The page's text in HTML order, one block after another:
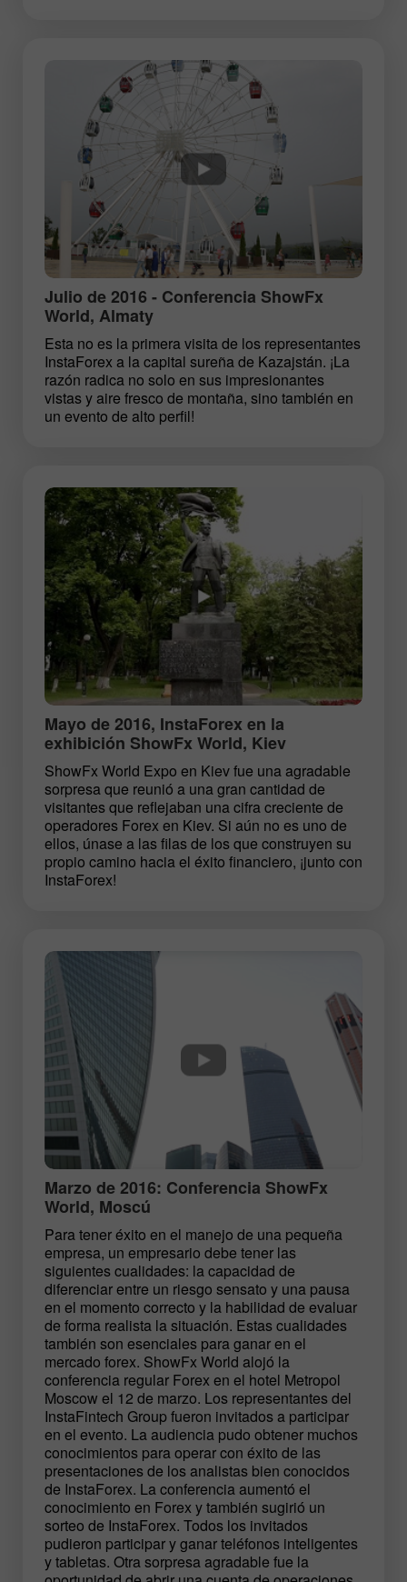
Julio de 2016 - Conferencia ShowFx
World, Almaty
Esta no es la primera visita de los representantes
InstaForex a la capital sureña de Kazajstán. ¡La
razón radica no solo en sus impresionantes
vistas y aire fresco de montaña, sino también en
un evento de alto perfil!
Mayo de 2016, InstaForex en la
exhibición ShowFx World, Kiev
ShowFx World Expo en Kiev fue una agradable
sorpresa que reunió a una gran cantidad de
visitantes que reflejaban una cifra creciente de
operadores Forex en Kiev. Si aún no es uno de
ellos, únase a las filas de los que construyen su
propio camino hacia el éxito financiero, ¡junto con
InstaForex!
Marzo de 2016: Conferencia ShowFx
World, Moscú
Para tener éxito en el manejo de una pequeña
empresa, un empresario debe tener las
siguientes cualidades: la capacidad de
diferenciar entre un riesgo sensato y una pausa
en el momento correcto y la habilidad de evaluar
de forma realista la situación. Estas cualidades
también son esenciales para ganar en el
mercado forex. ShowFx World alojó la
conferencia regular Forex en el hotel Metropol
Moscow el 12 de marzo. Los representantes del
InstaFintech Group fueron invitados a participar
en el evento. La audiencia pudo obtener muchos
conocimientos para operar con éxito de las
presentaciones de los analistas bien conocidos
de InstaForex. La conferencia aumentó el
conocimiento en Forex y también sugirió un
sorteo de InstaForex. Todos los invitados
pudieron participar y ganar teléfonos inteligentes
y tabletas. Otra sorpresa agradable fue la